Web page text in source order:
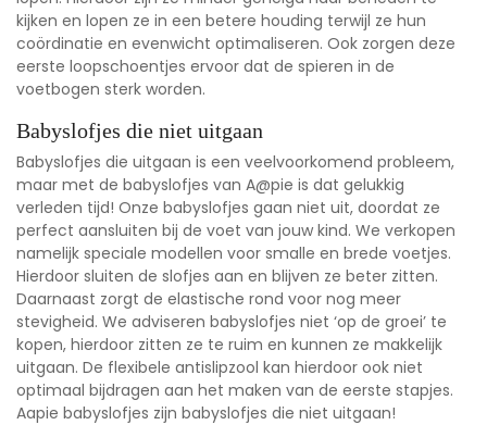
kijken en lopen ze in een betere houding terwijl ze hun
coördinatie en evenwicht optimaliseren. Ook zorgen deze
eerste loopschoentjes ervoor dat de spieren in de
voetbogen sterk worden.
Babyslofjes die niet uitgaan
Babyslofjes die uitgaan is een veelvoorkomend probleem,
maar met de babyslofjes van A@pie is dat gelukkig
verleden tijd! Onze babyslofjes gaan niet uit, doordat ze
perfect aansluiten bij de voet van jouw kind. We verkopen
namelijk speciale modellen voor smalle en brede voetjes.
Hierdoor sluiten de slofjes aan en blijven ze beter zitten.
Daarnaast zorgt de elastische rond voor nog meer
stevigheid. We adviseren babyslofjes niet ‘op de groei’ te
kopen, hierdoor zitten ze te ruim en kunnen ze makkelijk
uitgaan. De flexibele antislipzool kan hierdoor ook niet
optimaal bijdragen aan het maken van de eerste stapjes.
Aapie babyslofjes zijn babyslofjes die niet uitgaan!